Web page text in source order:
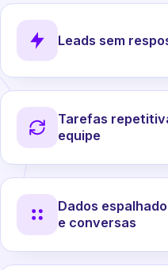
Leads sem
Tarefas
equipe
Dados
e conversas